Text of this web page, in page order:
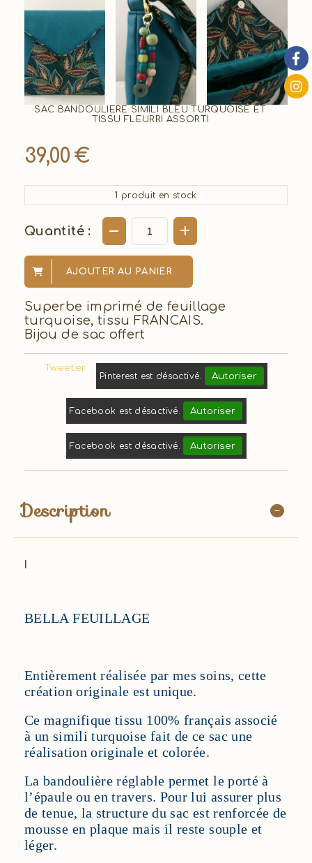
SAC BANDOULIERE SIMILI BLEU TURQUOISE ET
TISSU FLEURRI ASSORTI
39,00 €
1 produit en stock
Quantité :
AJOUTER AU PANIER
Superbe imprimé de feuillage
turquoise, tissu FRANCAIS.
Bijou de sac offert
Tweeter
Pinterest est désactivé.
Autoriser
Facebook est désactivé. Autoriser
Facebook est désactivé. Autoriser
Description
BELLA FEUILLAGE
Entièrement réalisée par mes soins, cette
création originale est unique.
Ce magnifique tissu 100% français associé
à un simili turquoise fait de ce sac une
réalisation originale et colorée.
La bandoulière réglable permet le porté à
l’épaule ou en travers. Pour lui assurer plus
de tenue, la structure du sac est renforcée de
mousse en plaque mais il reste souple et
léger.